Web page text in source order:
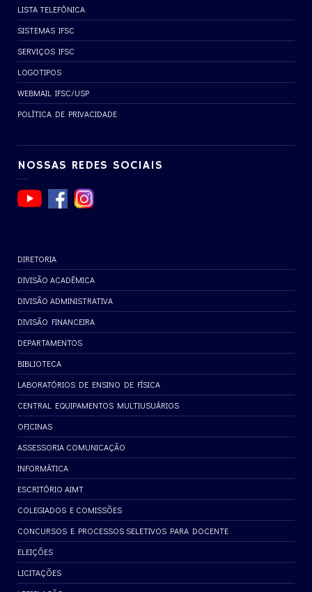
LISTA TELEFÔNICA
SISTEMAS IFSC
SERVIÇOS IFSC
LOGOTIPOS
WEBMAIL IFSC/USP
POLÍTICA DE PRIVACIDADE
NOSSAS REDES SOCIAIS
DIRETORIA
DIVISÃO ACADÊMICA
DIVISÃO ADMINISTRATIVA
DIVISÃO FINANCEIRA
DEPARTAMENTOS
BIBLIOTECA
LABORATÓRIOS DE ENSINO DE FÍSICA
CENTRAL EQUIPAMENTOS MULTIUSUÁRIOS
OFICINAS
ASSESSORIA COMUNICAÇÃO
INFORMÁTICA
ESCRITÓRIO AIMT
COLEGIADOS E COMISSÕES
CONCURSOS E PROCESSOS SELETIVOS PARA DOCENTE
ELEIÇÕES
LICITAÇÕES